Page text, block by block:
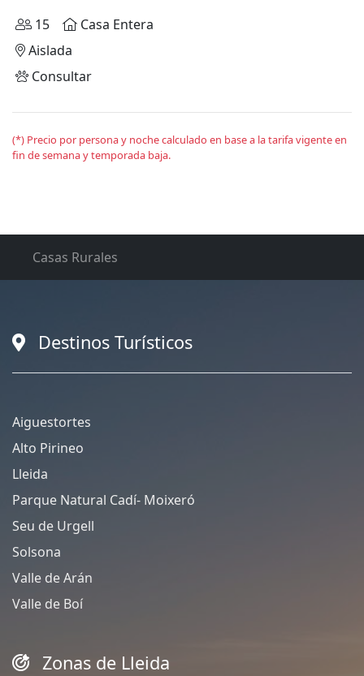
15
Casa Entera
Aislada
Consultar
(*) Precio por persona y noche calculado en base a la tarifa vigente en
fin de semana y temporada baja.
Casas Rurales
Destinos Turísticos
Aiguestortes
Alto Pirineo
Lleida
Parque Natural Cadí- Moixeró
Seu de Urgell
Solsona
Valle de Arán
Valle de Boí
Zonas de Lleida